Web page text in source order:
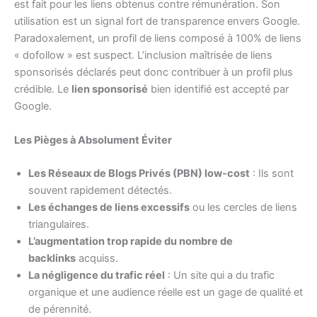
est fait pour les liens obtenus contre rémunération. Son
utilisation est un signal fort de transparence envers Google.
Paradoxalement, un profil de liens composé à 100% de liens
« dofollow » est suspect. L’inclusion maîtrisée de liens
sponsorisés déclarés peut donc contribuer à un profil plus
crédible. Le lien sponsorisé bien identifié est accepté par
Google.
Les Pièges à Absolument Éviter
Les Réseaux de Blogs Privés (PBN) low-cost : Ils sont
souvent rapidement détectés.
Les échanges de liens excessifs ou les cercles de liens
triangulaires.
L’augmentation trop rapide du nombre de
backlinks acquiss.
La négligence du trafic réel : Un site qui a du trafic
organique et une audience réelle est un gage de qualité et
de pérennité.